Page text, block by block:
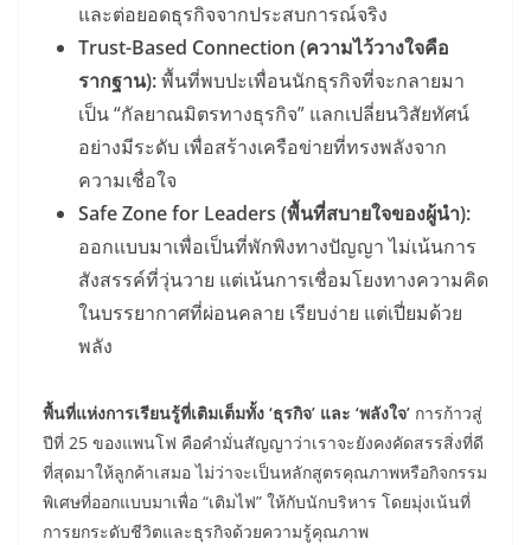
และต่อยอดธุรกิจจากประสบการณ์จริง
Trust-Based Connection (ความไว้วางใจคือ
รากฐาน):พื้นที่พบปะเพื่อนนักธุรกิจที่จะกลายมา
เป็น “กัลยาณมิตรทางธุรกิจ” แลกเปลี่ยนวิสัยทัศน์
อย่างมีระดับ เพื่อสร้างเครือข่ายที่ทรงพลังจาก
ความเชื่อใจ
Safe Zone for Leaders (พื้นที่สบายใจของผู้นำ):
ออกแบบมาเพื่อเป็นที่พักพิงทางปัญญา ไม่เน้นการ
สังสรรค์ที่วุ่นวาย แต่เน้นการเชื่อมโยงทางความคิด
ในบรรยากาศที่ผ่อนคลาย เรียบง่าย แต่เปี่ยมด้วย
พลัง
พื้นที่แห่งการเรียนรู้ที่เติมเต็มทั้ง ‘ธุรกิจ’ และ ‘พลังใจ’ การก้าวสู่
ปีที่ 25 ของแพนโฟ คือคำมั่นสัญญาว่าเราจะยังคงคัดสรรสิ่งที่ดี
ที่สุดมาให้ลูกค้าเสมอ ไม่ว่าจะเป็นหลักสูตรคุณภาพหรือกิจกรรม
พิเศษที่ออกแบบมาเพื่อ “เติมไฟ” ให้กับนักบริหาร โดยมุ่งเน้นที่
การยกระดับชีวิตและธุรกิจด้วยความรู้คุณภาพ